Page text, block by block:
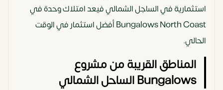
استثمارية في الساجل الشمالي فيعد امتلاك وحدة في
Bungalows North Coast أفضل استثمار في الوقت
الحالي.
المناطق القريبة من مشروع
Bungalows الساحل الشمالي